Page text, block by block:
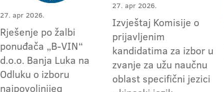
27. apr 2026.
Rješenje po žalbi
ponuđača „B-VIN“
d.o.o. Banja Luka na
Odluku o izboru
najpovoljnijeg
27. apr 2026.
Izvještaj Komisije o
prijavljenim
kandidatima za izbor u
zvanje za užu naučnu
oblast specifični jezici